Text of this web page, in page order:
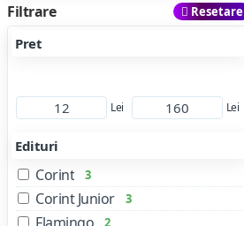
Filtrare Resetare
Pret
Lei Lei
Edituri
Corint 3
Corint Junior 3
Flamingo 2